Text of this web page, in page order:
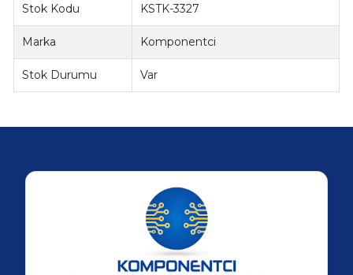
Stok Kodu KSTK-3327
Marka Komponentci
Stok Durumu Var